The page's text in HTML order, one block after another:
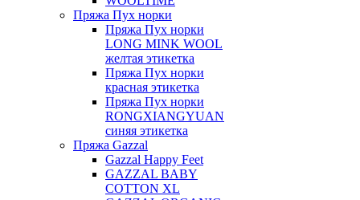
Пряжа Пух норки
Пряжа Пух норки
LONG MINK WOOL
желтая этикетка
Пряжа Пух норки
красная этикетка
Пряжа Пух норки
RONGXIANGYUAN
синяя этикетка
Пряжа Gazzal
Gazzal Happy Feet
GAZZAL BABY
COTTON XL